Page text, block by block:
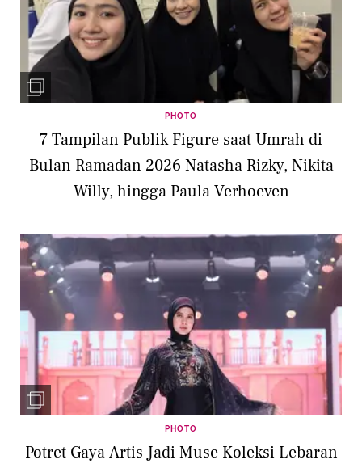
PHOTO
7 Tampilan Publik Figure saat Umrah di
Bulan Ramadan 2026 Natasha Rizky, Nikita
Willy, hingga Paula Verhoeven
PHOTO
Potret Gaya Artis Jadi Muse Koleksi Lebaran